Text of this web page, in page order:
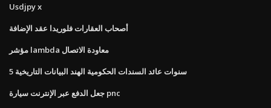
Usdjpy x
أصحاب العقارات فلوريدا عقد الإضافة
مؤشر lambda معاودة الاتصال
5 سنوات عائد السندات الحكومية الهند البيانات التاريخية
جعل الدفع عبر الإنترنت سيارة pnc